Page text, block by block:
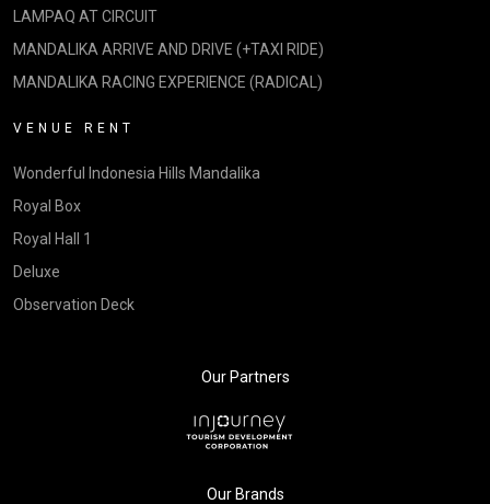
LAMPAQ AT CIRCUIT
MANDALIKA ARRIVE AND DRIVE (+TAXI RIDE)
MANDALIKA RACING EXPERIENCE (RADICAL)
VENUE RENT
Wonderful Indonesia Hills Mandalika
Royal Box
Royal Hall 1
Deluxe
Observation Deck
Our Partners
Our Brands